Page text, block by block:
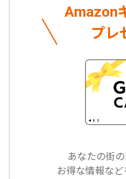
Amazon
プレ
あなたの街
お得な情報な